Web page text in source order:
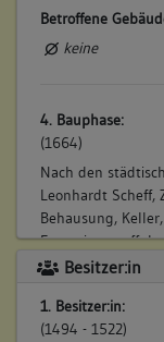
Betroffene
keine
4. Bauphase:
(1664)
Nach den
Leonhardt Scheff,
Behausung,
Entzseitten, uff
Aipperspächer,
Mühlhäuser und
des Hauses. (a)
Besitzer:in
1. Besitzer:in:
(1494 - 1522)